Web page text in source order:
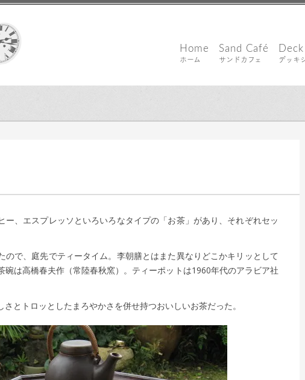
Home
ホーム
Sand Café
サンドカフェ デッキ
ー、エスプレッソといろいろなタイプの「お茶」があり、それぞれセッ
ので、庭先でティータイム。李朝膳とはまた異なりどこかキリッとして
碗は高橋春夫作（常陸春秋窯）。ティーポットは1960年代のアラビア社
とトロッとしたまろやかさを併せ持つおいしいお茶だった。